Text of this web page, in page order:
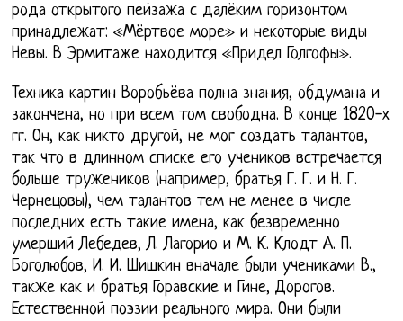
рода открытого пейзажа с далёким горизонтом
принадлежат: «Мёртвое море» и некоторые виды
Невы. В Эрмитаже находится «Придел Голгофы».
Техника картин Воробьёва полна знания, обдумана и
закончена, но при всем том свободна. В конце 1820-х
гг. Он, как никто другой, не мог создать талантов,
так что в длинном списке его учеников встречается
больше тружеников (например, братья Г. Г. и Н. Г.
Чернецовы), чем талантов тем не менее в числе
последних есть такие имена, как безвременно
умерший Лебедев, Л. Лагорио и М. К. Клодт А. П.
Боголюбов, И. И. Шишкин вначале были учениками В.,
также как и братья Горавские и Гине, Дорогов.
Естественной поэзии реального мира. Они были